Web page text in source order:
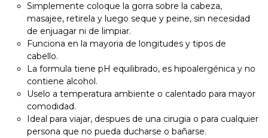
Simplemente coloque la gorra sobre la cabeza,
masajee, retirela y luego seque y peine, sin necesidad
de enjuagar ni de limpiar.
Funciona en la mayoria de longitudes y tipos de
cabello.
La formula tiene pH equilibrado, es hipoalergénica y no
contiene alcohol.
Uselo a temperatura ambiente o calentado para mayor
comodidad.
Ideal para viajar, despues de una cirugia o para cualquier
persona que no pueda ducharse o bañarse.